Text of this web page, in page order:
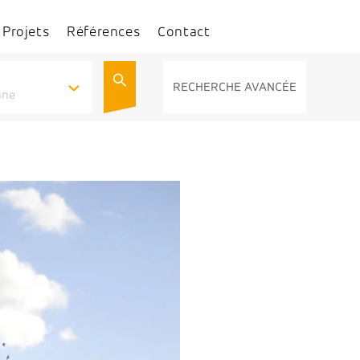
RECHERCHE AVANCÉE
Projets Références Contact